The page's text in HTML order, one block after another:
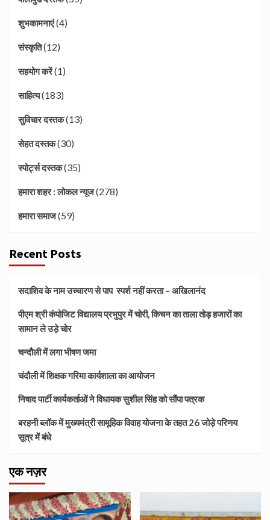
शुभकामनाएं(4)
संस्कृति(12)
सहयोग करें(1)
साहित्य(183)
सुविचार दस्तक(13)
सेहत दस्तक(30)
स्पोर्ट्स दस्तक(35)
हमारा शहर : लोकल न्यूज(278)
हमारा समाज(59)
Recent Posts
सदाशिव के नाम उच्चारण से पाप स्पर्श नहीं करता – अखिलानंद
पीएम श्री कंपोजिट विद्यालय प्रभुपुर में चोरी, किचन का ताला तोड़ हजारों का
सामान ले उड़े चोर
चन्दौली में लगा भीषण जमा
चंदौली में शिक्षक गरिमा कार्यशाला का आयोजन
निषाद पार्टी कार्यकर्ताओं ने विधायक सुशील सिंह को सौंपा पत्रक
बरहनी ब्लॉक में मुख्यमंत्री सामूहिक विवाह योजना के तहत 26 जोड़े परिणय
सूत्र में बंधे
एक नज़र